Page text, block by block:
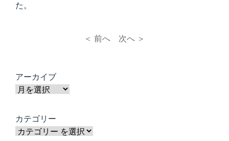
た。
＜ 前へ 次へ ＞
アーカイブ
カテゴリー